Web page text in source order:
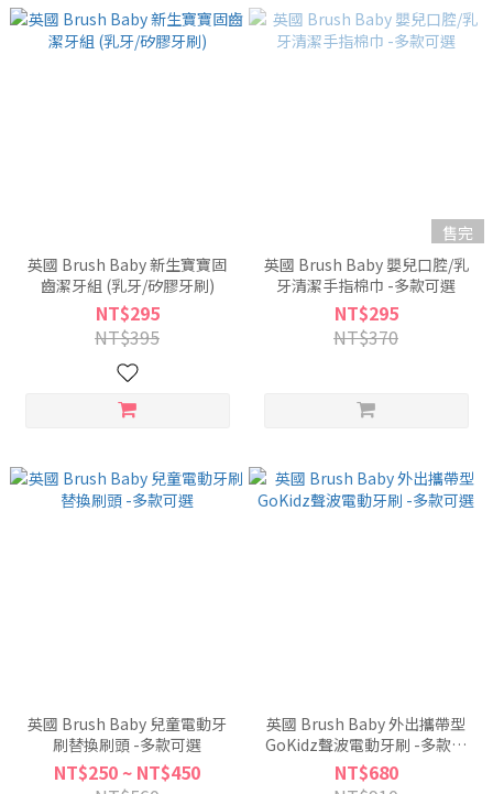
英國 Brush Baby 新生寶寶固
齒潔牙組 (乳牙/矽膠牙刷)
NT$295
NT$395
售完
英國 Brush Baby 嬰兒口腔/乳
牙清潔手指棉巾 -多款可選
NT$295
NT$370
英國 Brush Baby 兒童電動牙
刷替換刷頭 -多款可選
NT$250 ~ NT$450
英國 Brush Baby 外出攜帶型
GoKidz聲波電動牙刷 -多款可
選
NT$680